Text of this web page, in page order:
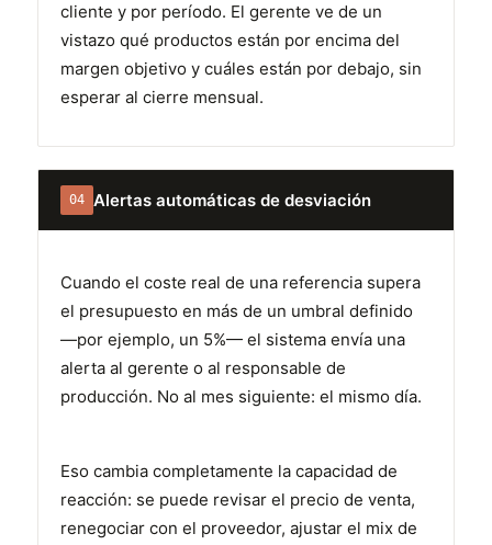
cliente y por período. El gerente ve de un
vistazo qué productos están por encima del
margen objetivo y cuáles están por debajo, sin
esperar al cierre mensual.
04 Alertas automáticas de desviación
Cuando el coste real de una referencia supera
el presupuesto en más de un umbral definido
—por ejemplo, un 5%— el sistema envía una
alerta al gerente o al responsable de
producción. No al mes siguiente: el mismo día.
Eso cambia completamente la capacidad de
reacción: se puede revisar el precio de venta,
renegociar con el proveedor, ajustar el mix de